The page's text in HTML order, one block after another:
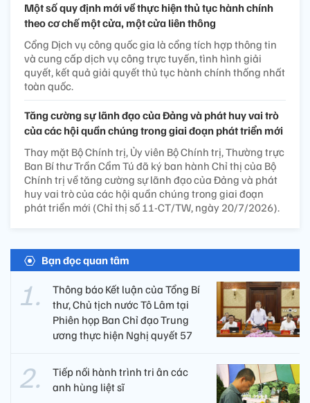
Một số quy định mới về thực hiện thủ tục hành chính
theo cơ chế một cửa, một cửa liên thông
Cổng Dịch vụ công quốc gia là cổng tích hợp thông tin
và cung cấp dịch vụ công trực tuyến, tình hình giải
quyết, kết quả giải quyết thủ tục hành chính thống nhất
toàn quốc.
Tăng cường sự lãnh đạo của Đảng và phát huy vai trò
của các hội quần chúng trong giai đoạn phát triển mới
Thay mặt Bộ Chính trị, Ủy viên Bộ Chính trị, Thường trực
Ban Bí thư Trần Cẩm Tú đã ký ban hành Chỉ thị của Bộ
Chính trị về tăng cường sự lãnh đạo của Đảng và phát
huy vai trò của các hội quần chúng trong giai đoạn
phát triển mới (Chỉ thị số 11-CT/TW, ngày 20/7/2026).
Bạn đọc quan tâm
Thông báo Kết luận của Tổng Bí
thư, Chủ tịch nước Tô Lâm tại
Phiên họp Ban Chỉ đạo Trung
ương thực hiện Nghị quyết 57
Tiếp nối hành trình tri ân các
anh hùng liệt sĩ ​